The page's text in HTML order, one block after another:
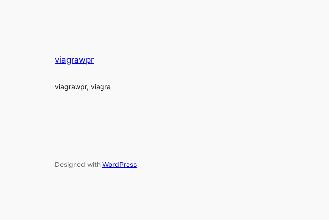
viagrawpr
viagrawpr, viagra
Designed with WordPress